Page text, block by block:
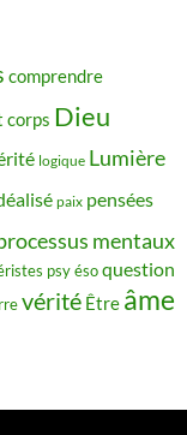
comprendre
corps Dieu
logique Lumière
paix pensées
mentaux
psy ésoquestion
vérité Être âme